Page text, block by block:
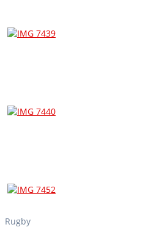
Rugby